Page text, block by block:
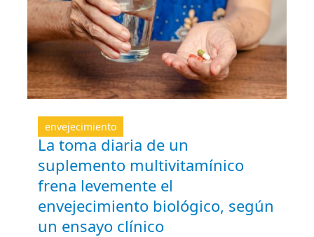
envejecimiento
La toma diaria de un
suplemento multivitamínico
frena levemente el
envejecimiento biológico, según
un ensayo clínico